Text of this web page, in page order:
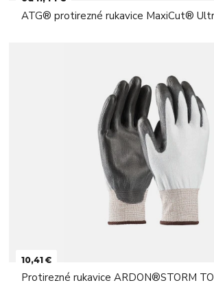
ATG® protirezné rukavice MaxiCut®
10,41 €
Protirezné rukavice ARDON®STORM